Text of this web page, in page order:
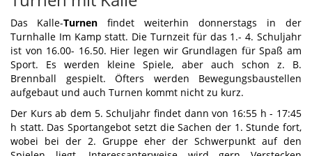
Das Kalle-Turnen findet weiterhin donnerstags in der
Turnhalle Im Kamp statt. Die Turnzeit für das 1.- 4. Schuljahr
ist von 16.00- 16.50. Hier legen wir Grundlagen für Spaß am
Sport. Es werden kleine Spiele, aber auch schon z. B.
Brennball gespielt. Öfters werden Bewegungsbaustellen
aufgebaut und auch Turnen kommt nicht zu kurz.
Der Kurs ab dem 5. Schuljahr findet dann von 16:55 h - 17:45
h statt. Das Sportangebot setzt die Sachen der 1. Stunde fort,
wobei bei der 2. Gruppe eher der Schwerpunkt auf den